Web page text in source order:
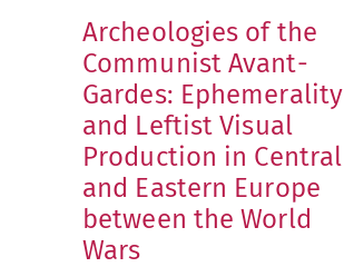
Archeologies of the
Communist Avant-
Gardes: Ephemerality
and Leftist Visual
Production in Central
and Eastern Europe
between the World
Wars